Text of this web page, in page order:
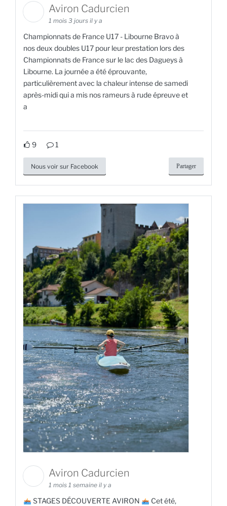
Aviron Cadurcien
1 mois 3 jours il y a
Championnats de France U17 - Libourne Bravo à
nos deux doubles U17 pour leur prestation lors des
Championnats de France sur le lac des Dagueys à
Libourne. La journée a été éprouvante,
particulièrement avec la chaleur intense de samedi
après-midi qui a mis nos rameurs à rude épreuve et
a
9 1
Nous voir sur Facebook Partager
Aviron Cadurcien
1 mois 1 semaine il y a
STAGES DÉCOUVERTE AVIRON
Cet été,